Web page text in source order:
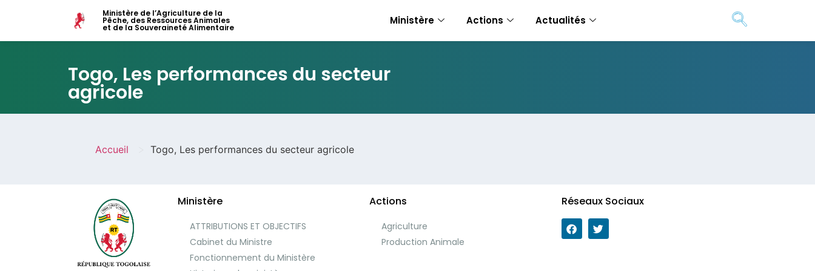
Ministère de l’Agriculture de la
Pêche, des Ressources Animales
et de la Souveraineté Alimentaire
Ministère Actions Actualités
Togo, Les performances du secteur
agricole
Accueil Togo, Les performances du secteur agricole
Ministère
ATTRIBUTIONS ET OBJECTIFS
Cabinet du Ministre
Fonctionnement du Ministère
Actions
Agriculture
Production Animale
Réseaux Sociaux